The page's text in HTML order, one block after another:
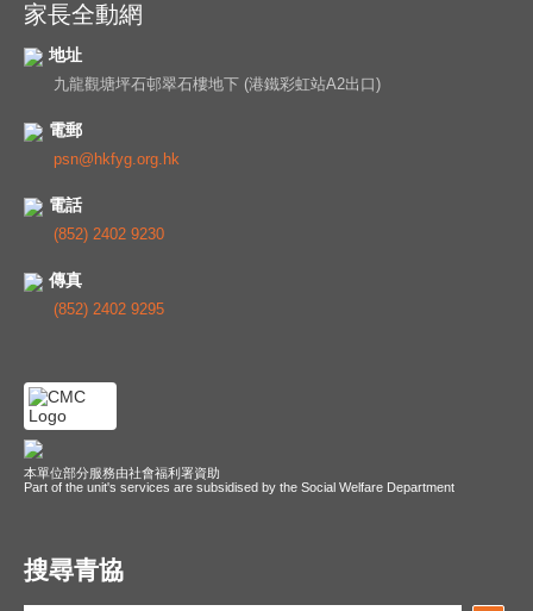
家長全動網
地址
九龍觀塘坪石邨翠石樓地下 (港鐵彩虹站A2出口)
電郵
psn@hkfyg.org.hk
電話
(852) 2402 9230
傳真
(852) 2402 9295
本單位部分服務由社會福利署資助
Part of the unit's services are subsidised by the Social Welfare Department
搜尋青協